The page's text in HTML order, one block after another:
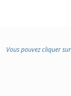
Vous pouvez cliquer